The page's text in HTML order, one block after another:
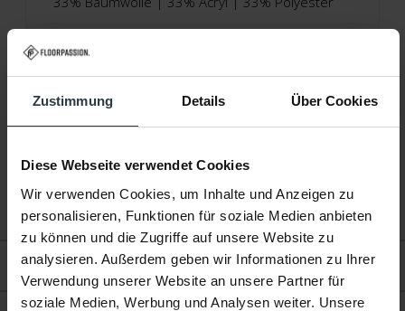
Zustimmung Details Über Cookies
Diese Webseite verwendet Cookies
Wir verwenden Cookies, um Inhalte und Anzeigen zu
personalisieren, Funktionen für soziale Medien anbieten
zu können und die Zugriffe auf unsere Website zu
analysieren. Außerdem geben wir Informationen zu Ihrer
Verwendung unserer Website an unsere Partner für
soziale Medien, Werbung und Analysen weiter. Unsere
Bewertungen
Produktionstechnik: Jacquard-Gewebt
Produktionsland: Italien
Garantie: 2 Jahre
Fußbodenheizung: Geeignet